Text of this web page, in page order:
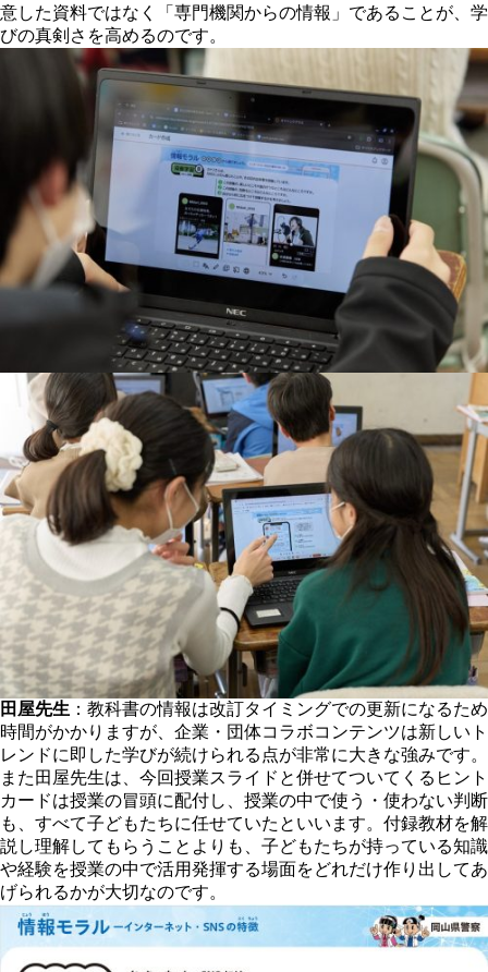
意した資料ではなく「専門機関からの情報」であることが、学
びの真剣さを高めるのです。
田屋先生 ：教科書の情報は改訂タイミングでの更新になるため
時間がかかりますが、企業・団体コラボコンテンツは新しいト
レンドに即した学びが続けられる点が非常に大きな強みです。
また田屋先生は、今回授業スライドと併せてついてくるヒント
カードは授業の冒頭に配付し、授業の中で使う・使わない判断
も、すべて子どもたちに任せていたといいます。付録教材を解
説し理解してもらうことよりも、子どもたちが持っている知識
や経験を授業の中で活用発揮する場面をどれだけ作り出してあ
げられるかが大切なのです。